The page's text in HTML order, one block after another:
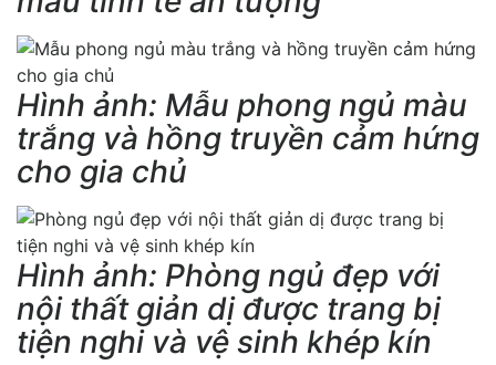
Hình ảnh: Mẫu phong ngủ màu
trắng và hồng truyền cảm hứng
cho gia chủ
Hình ảnh: Phòng ngủ đẹp với
nội thất giản dị được trang bị
tiện nghi và vệ sinh khép kín